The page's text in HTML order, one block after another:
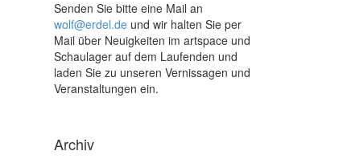
Senden Sie bitte eine Mail an
wolf@erdel.deund wir halten Sie per
Mail über Neuigkeiten im artspace und
Schaulager auf dem Laufenden und
laden Sie zu unseren Vernissagen und
Veranstaltungen ein.
Archiv